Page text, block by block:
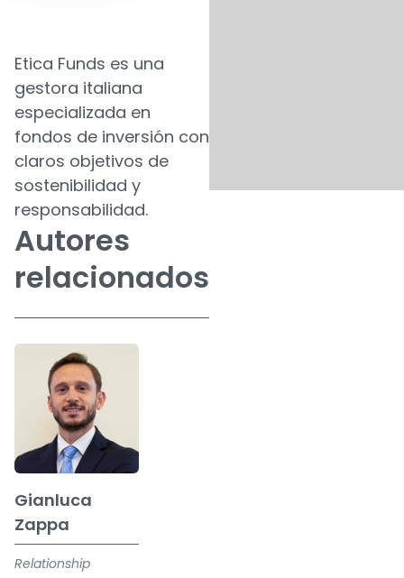
Etica Funds es una
gestora italiana
especializada en
fondos de inversión con
claros objetivos de
sostenibilidad y
responsabilidad.
Autores
relacionados
Gianluca
Zappa
Relationship